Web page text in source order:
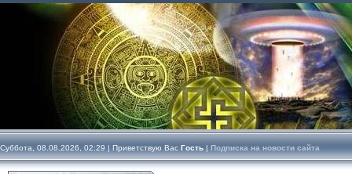
Суббота, 08.08.2026, 02:29 | Приветствую Вас Гость | Подписка на новости сайта